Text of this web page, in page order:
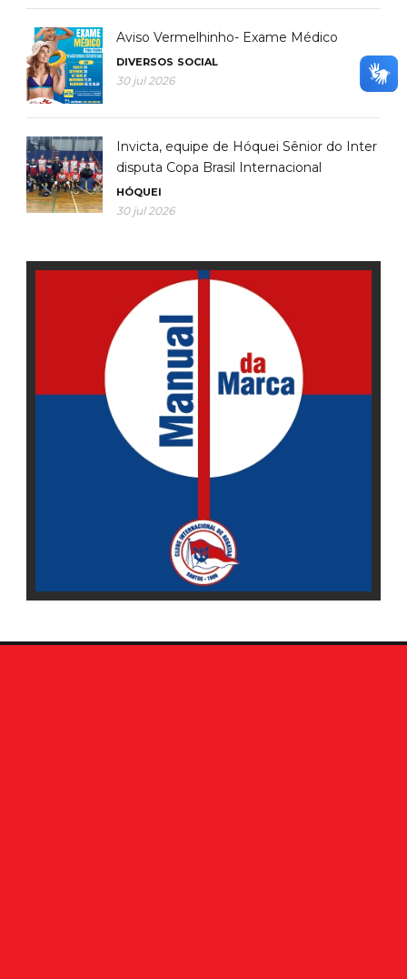
Aviso Vermelhinho- Exame Médico
DIVERSOS SOCIAL
30 jul 2026
Invicta, equipe de Hóquei Sênior do Inter
disputa Copa Brasil Internacional
HÓQUEI
30 jul 2026